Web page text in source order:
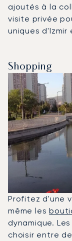
ajoutés à la
visite privée
uniques d'Izmir
Shopping
Profitez d'une
même les
dynamique.
choisir entre